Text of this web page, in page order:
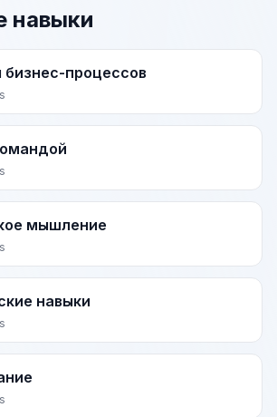
навыки
процессов
мышление
навыки